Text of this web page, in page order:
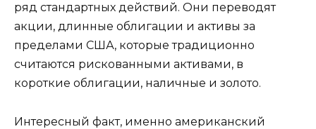
ряд стандартных действий. Они переводят
акции, длинные облигации и активы за
пределами США, которые традиционно
считаются рискованными активами, в
короткие облигации, наличные и золото.
Интересный факт, именно американский